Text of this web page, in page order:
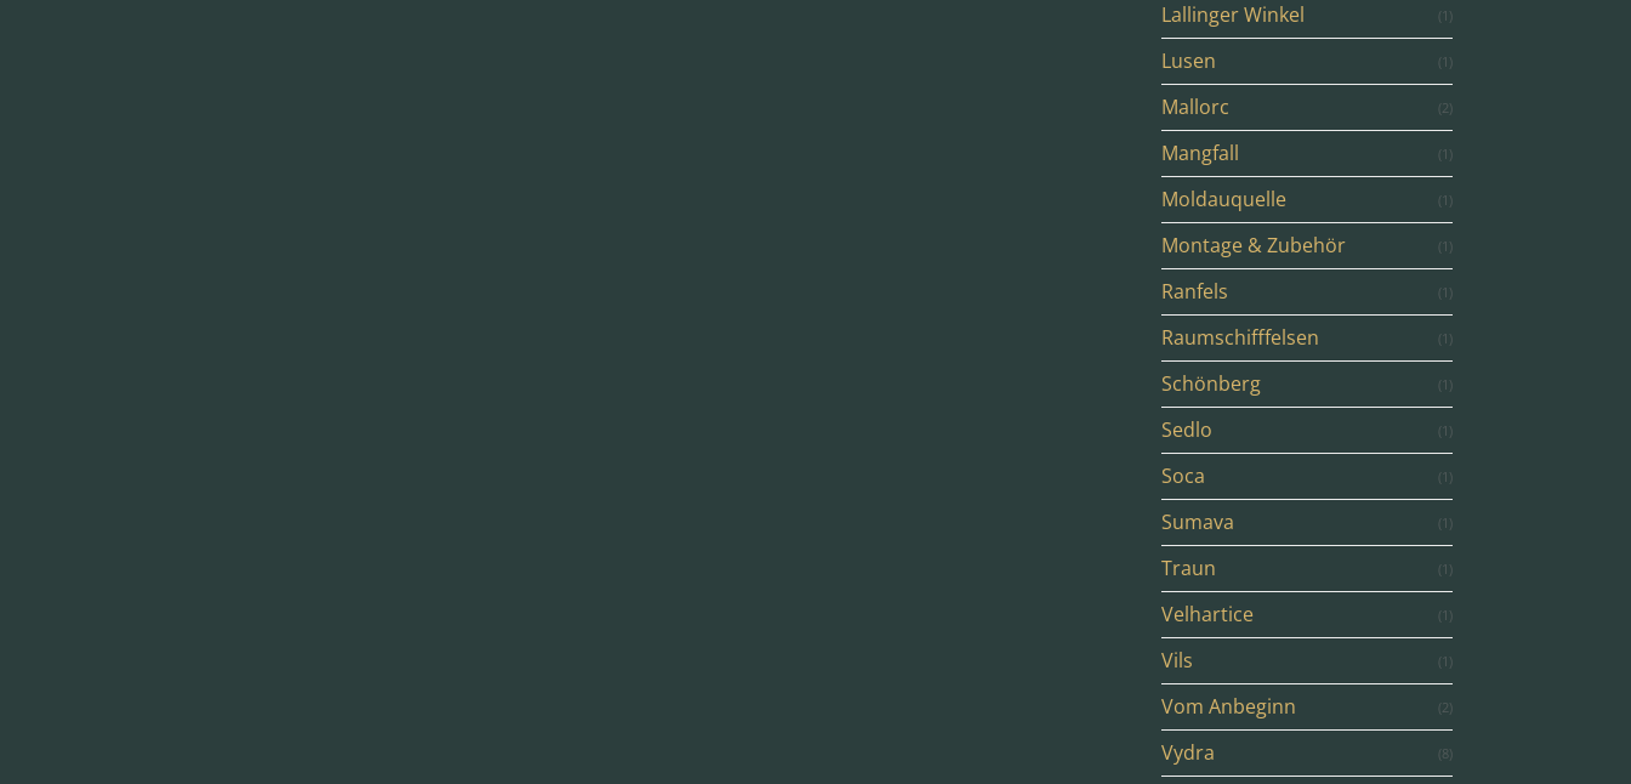
Lallinger Winkel (1)
Lusen (1)
Mallorc (2)
Mangfall (1)
Moldauquelle (1)
Montage & Zubehör (1)
Ranfels (1)
Raumschifffelsen (1)
Schönberg (1)
Sedlo (1)
Soca (1)
Sumava (1)
Traun (1)
Velhartice (1)
Vils (1)
Vom Anbeginn (2)
Vydra (8)